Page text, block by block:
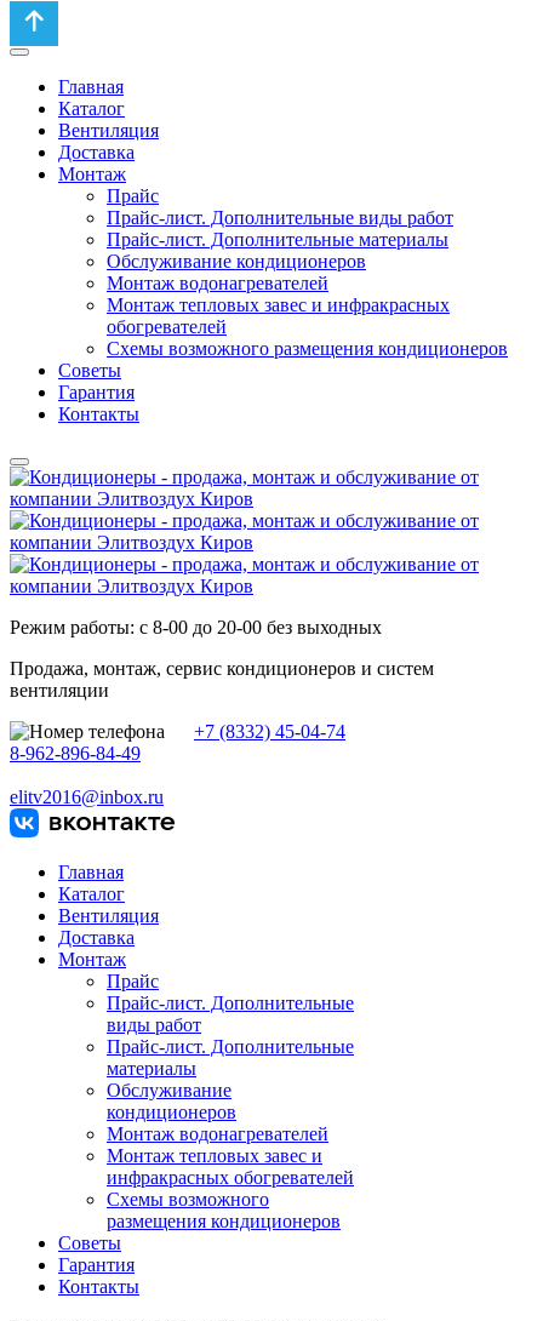
Главная
Каталог
Вентиляция
Доставка
Монтаж
Прайс
Прайс-лист. Дополнительные виды работ
Прайс-лист. Дополнительные материалы
Обслуживание кондиционеров
Монтаж водонагревателей
Монтаж тепловых завес и инфракрасных
обогревателей
Схемы возможного размещения кондиционеров
Советы
Гарантия
Контакты
Режим работы: с 8-00 до 20-00 без выходных
Продажа, монтаж, сервис кондиционеров и систем
вентиляции
+7 (8332) 45-04-74
8-962-896-84-49
elitv2016@inbox.ru
Главная
Каталог
Вентиляция
Доставка
Монтаж
Прайс
Прайс-лист. Дополнительные
виды работ
Прайс-лист. Дополнительные
материалы
Обслуживание
кондиционеров
Монтаж водонагревателей
Монтаж тепловых завес и
инфракрасных обогревателей
Схемы возможного
размещения кондиционеров
Советы
Гарантия
Контакты